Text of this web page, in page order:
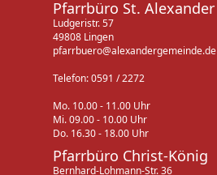
Pfarrbüro St. Alexander
Ludgeristr. 57
49808 Lingen
pfarrbuero@alexandergemeinde.de
Telefon: 0591 / 2272
Mo. 10.00 - 11.00 Uhr
Mi. 09.00 - 10.00 Uhr
Do. 16.30 - 18.00 Uhr
Pfarrbüro Christ-König
Bernhard-Lohmann-Str. 36